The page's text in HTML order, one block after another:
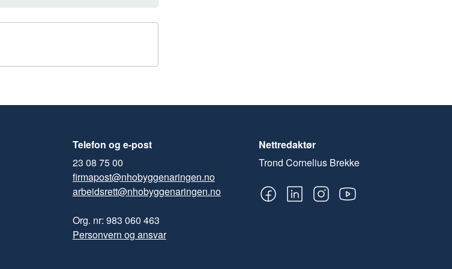
Telefon og e-post
23 08 75 00
firmapost@nhobyggenaringen.no
arbeidsrett@nhobyggenaringen.no
Org. nr: 983 060 463
Personvern og ansvar
Nettredaktør
Trond Cornelius Brekke